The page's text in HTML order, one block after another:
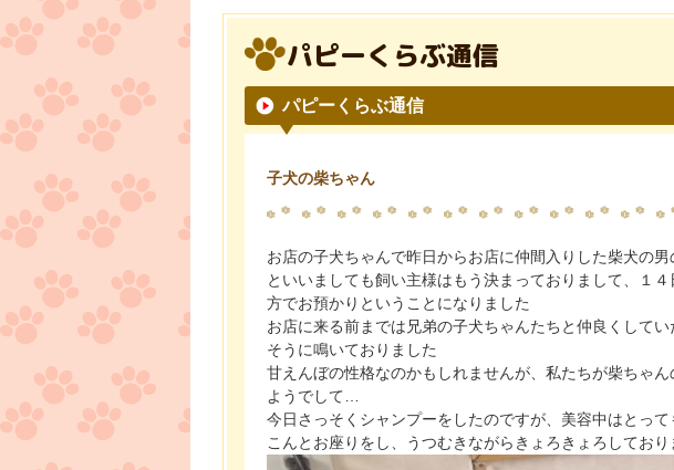
パピーくらぶ通信
パピーくらぶ通信
子犬の柴ちゃん
お店の子犬ちゃんで昨日からお店に仲間入りした柴犬の男
といいましても飼い主様はもう決まっておりまして、１
方でお預かりということになりました
お店に来る前までは兄弟の子犬ちゃんたちと仲良くして
そうに鳴いておりました
甘えんぼの性格なのかもしれませんが、私たちが柴ちゃ
ようでして…
今日さっそくシャンプーをしたのですが、美容中はとっ
こんとお座りをし、うつむきながらきょろきょろしており